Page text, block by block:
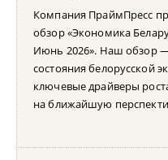
Компания ПраймПресс
обзор «Экономика
Июнь 2026». Наш обзор —
состояния белорусской
ключевые драйверы
на ближайшую